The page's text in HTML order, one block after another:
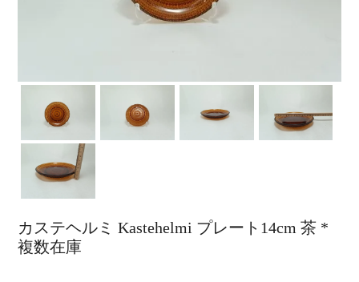
カステヘルミ Kastehelmi プレート14cm 茶 *
複数在庫